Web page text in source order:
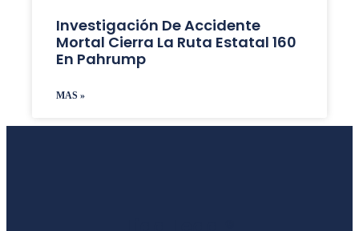
Investigación De Accidente
Mortal Cierra La Ruta Estatal 160
En Pahrump
MAS »